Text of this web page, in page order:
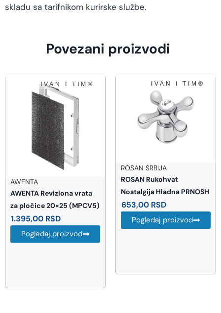
skladu sa tarifnikom kurirske službe.
Povezani proizvodi
ROSAN SRBIJA
ROSAN Rukohvat
Nostalgija Hladna PRNOSH
653,00RSD
Pogledaj proizvod
GEBERIT
GEBERIT Sigma21 tipka
(115.884.JL.1)
31.912,00RSD